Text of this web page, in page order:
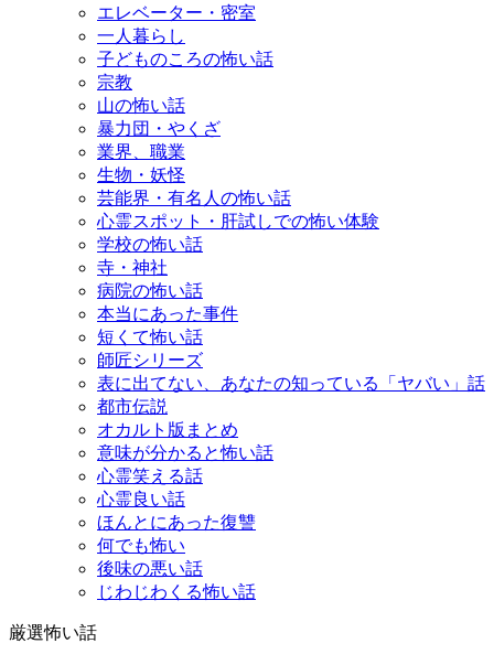
エレベーター・密室
一人暮らし
子どものころの怖い話
宗教
山の怖い話
暴力団・やくざ
業界、職業
生物・妖怪
芸能界・有名人の怖い話
心霊スポット・肝試しでの怖い体験
学校の怖い話
寺・神社
病院の怖い話
本当にあった事件
短くて怖い話
師匠シリーズ
表に出てない、あなたの知っている「ヤバい」話
都市伝説
オカルト版まとめ
意味が分かると怖い話
心霊笑える話
心霊良い話
ほんとにあった復讐
何でも怖い
後味の悪い話
じわじわくる怖い話
厳選怖い話